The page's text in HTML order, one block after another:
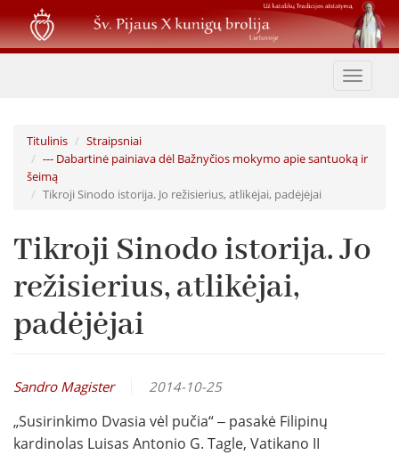
Pereiti
į
pagrindinį
Toggle
Titulinis
Straipsniai
--- Dabartinė painiava dėl Bažnyčios mokymo apie santuoką ir
šeimą
Tikroji Sinodo istorija. Jo režisierius, atlikėjai, padėjėjai
Tikroji Sinodo istorija. Jo
režisierius, atlikėjai,
padėjėjai
Sandro Magister 2014-10-25
„Susirinkimo Dvasia vėl pučia“ ‒ pasakė Filipinų
kardinolas Luisas Antonio G. Tagle, Vatikano II